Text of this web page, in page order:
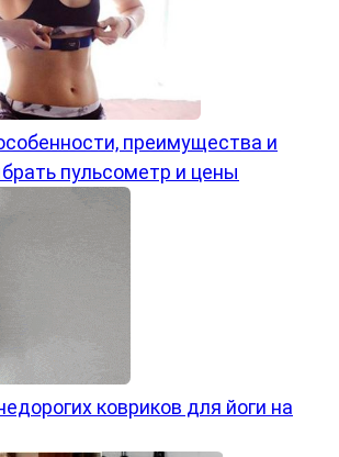
преимущества и
пульсометр и цены
ковриков для йоги на